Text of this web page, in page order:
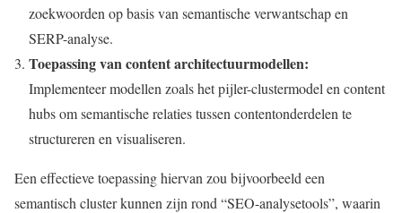
zoekwoorden op basis van semantische verwantschap en
SERP-analyse.
Toepassing van content architectuurmodellen:
Implementeer modellen zoals het pijler-clustermodel en content
hubs om semantische relaties tussen contentonderdelen te
structureren en visualiseren.
Een effectieve toepassing hiervan zou bijvoorbeeld een
semantisch cluster kunnen zijn rond “SEO-analysetools”, waarin